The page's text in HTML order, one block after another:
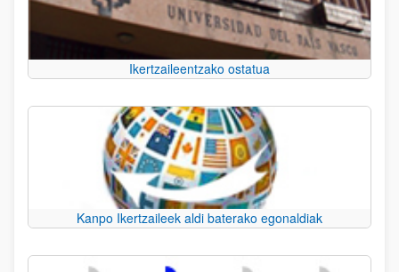
Ikertzaileentzako ostatua
Kanpo Ikertzaileek aldi baterako egonaldiak